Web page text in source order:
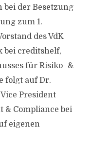
der Besetzung
zum 1.
des VdK
bei creditshelf,
für Risiko- &
folgt auf Dr.
President
& Compliance bei
eigenen